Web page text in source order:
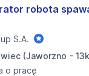
robota
S.A.
(Jaworzno -
o pracę